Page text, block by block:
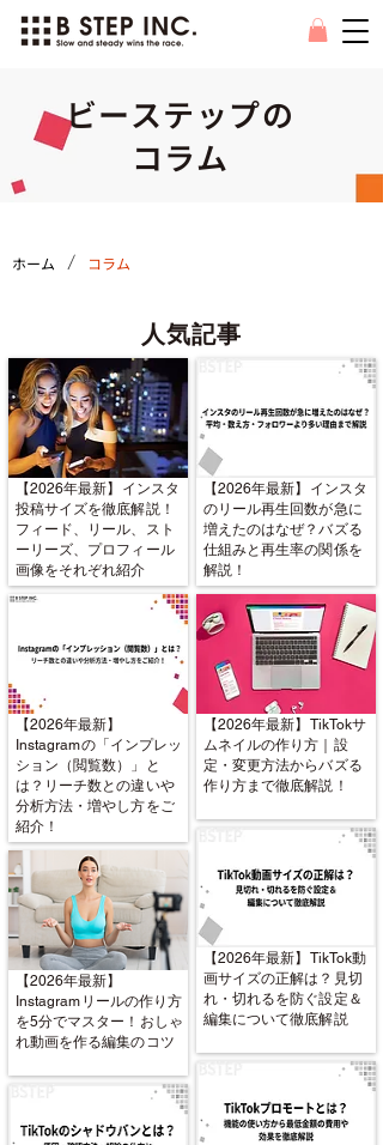
ビーステップの
コラム
ホーム / コラム
人気記事
【2026年最新】インスタ
投稿サイズを徹底解説！
フィード、リール、スト
ーリーズ、プロフィール
画像をそれぞれ紹介
【2026年最新】
Instagramの「インプレッ
ション（閲覧数）」と
は？リーチ数との違いや
分析方法・増やし方をご
紹介！
【2026年最新】
Instagramリールの作り方
を5分でマスター！おしゃ
れ動画を作る編集のコツ
【2026年最新】インスタ
のリール再生回数が急に
増えたのはなぜ？バズる
仕組みと再生率の関係を
解説！
【2026年最新】TikTokサ
ムネイルの作り方｜設
定・変更方法からバズる
作り方まで徹底解説！
【2026年最新】TikTok動
画サイズの正解は？見切
れ・切れるを防ぐ設定＆
編集について徹底解説